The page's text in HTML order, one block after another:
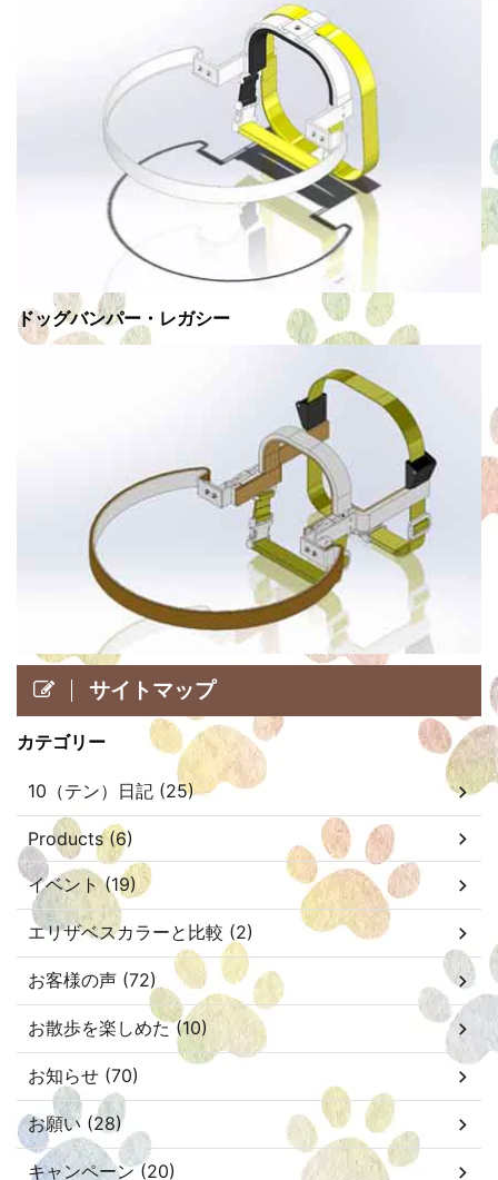
ドッグバンパー・レガシー
サイトマップ
カテゴリー
10（テン）日記 (25)
Products (6)
イベント (19)
エリザベスカラーと比較 (2)
お客様の声 (72)
お散歩を楽しめた (10)
お知らせ (70)
お願い (28)
キャンペーン (20)